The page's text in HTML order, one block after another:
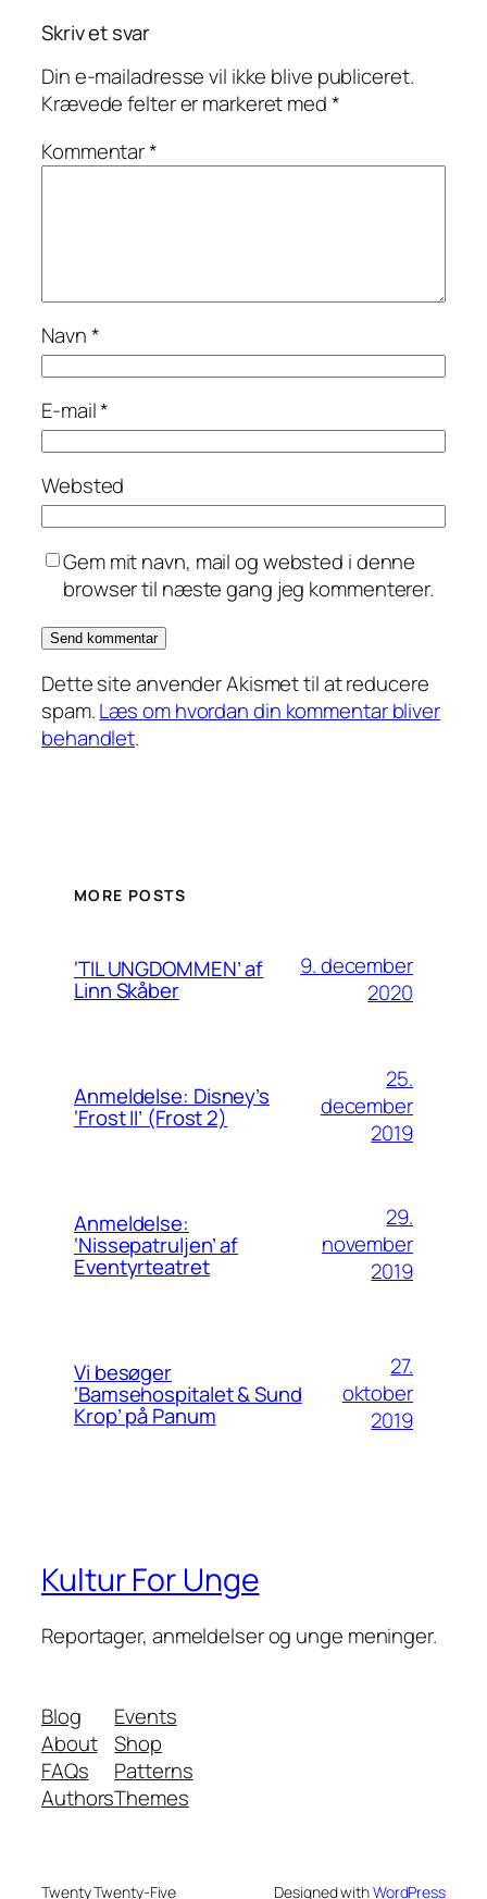
Skriv et svar
Din e-mailadresse vil ikke blive publiceret.
Krævede felter er markeret med*
Kommentar*
Navn*
E-mail*
Websted
Gem mit navn, mail og websted i denne
browser til næste gang jeg kommenterer.
Dette site anvender Akismet til at reducere
spam.Læs om hvordan din kommentar bliver
behandlet.
MORE POSTS
‘TIL UNGDOMMEN’ af
Linn Skåber
9. december
2020
Anmeldelse: Disney’s
‘Frost II’ (Frost 2)
25.
december
2019
Anmeldelse:
‘Nissepatruljen’ af
Eventyrteatret
29.
november
2019
Vi besøger
‘Bamsehospitalet & Sund
Krop’ på Panum
27.
oktober
2019
Kultur For Unge
Reportager, anmeldelser og unge meninger.
Blog
About
FAQs
Authors
Events
Shop
Patterns
Themes
Twenty Twenty-Five Designed withWordPress